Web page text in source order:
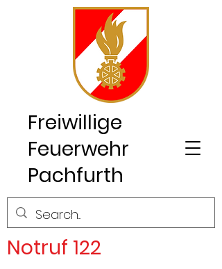
Freiwillige
Feuerwehr
Pachfurth
Notruf 122